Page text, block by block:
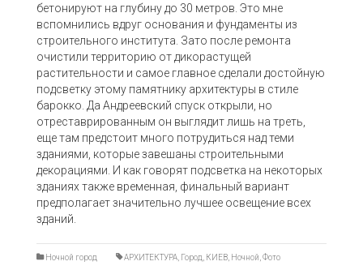
бетонируют на глубину до 30 метров. Это мне
вспомнились вдруг основания и фундаменты из
строительного института. Зато после ремонта
очистили территорию от дикорастущей
растительности и самое главное сделали достойную
подсветку этому памятнику архитектуры в стиле
барокко. Да Андреевский спуск открыли, но
отреставрированным он выглядит лишь на треть,
еще там предстоит много потрудиться над теми
зданиями, которые завешаны строительными
декорациями. И как говорят подсветка на некоторых
зданиях также временная, финальный вариант
предполагает значительно лучшее освещение всех
зданий.
Ночной город АРХИТЕКТУРА Город КИЕВ Ночной Фото